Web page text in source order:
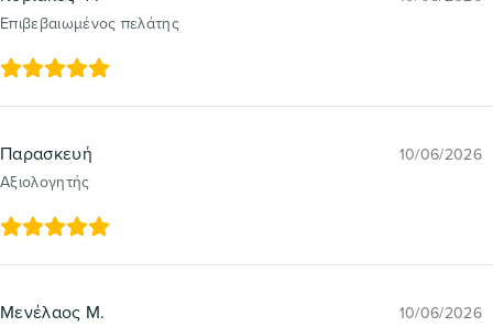
Επιβεβαιωμένος πελάτης
Παρασκευή
Αξιολογητής
10/06/2026
Μενέλαος Μ. 10/06/2026